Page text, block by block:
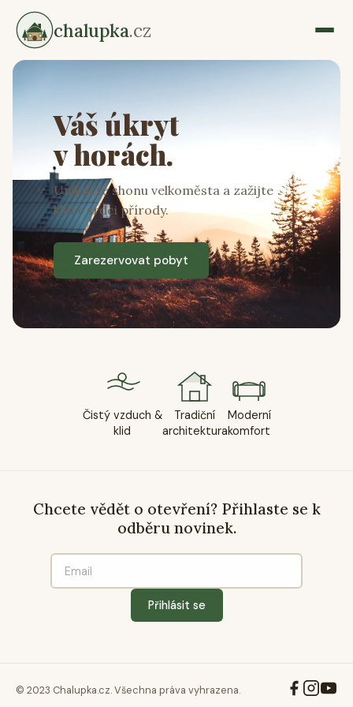
chalupka.cz
Váš úkryt
v horách.
Unikněte shonu velkoměsta a zažijte
klid v srdci přírody.
Zarezervovat pobyt
Čistý vzduch &
klid
Tradiční
architektura
Moderní
komfort
Chcete vědět o otevření? Přihlaste se k
odběru novinek.
Přihlásit se
© 2023 Chalupka.cz. Všechna práva vyhrazena.